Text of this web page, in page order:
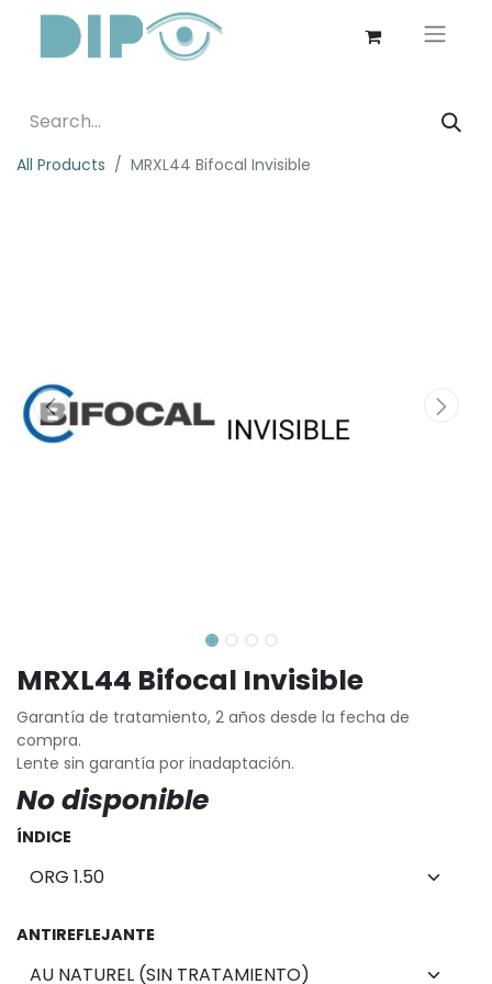
All Products MRXL44 Bifocal Invisible
MRXL44 Bifocal Invisible
Garantía de tratamiento, 2 años desde la fecha de
compra.
Lente sin garantía por inadaptación.
No disponible
ÍNDICE
ANTIREFLEJANTE